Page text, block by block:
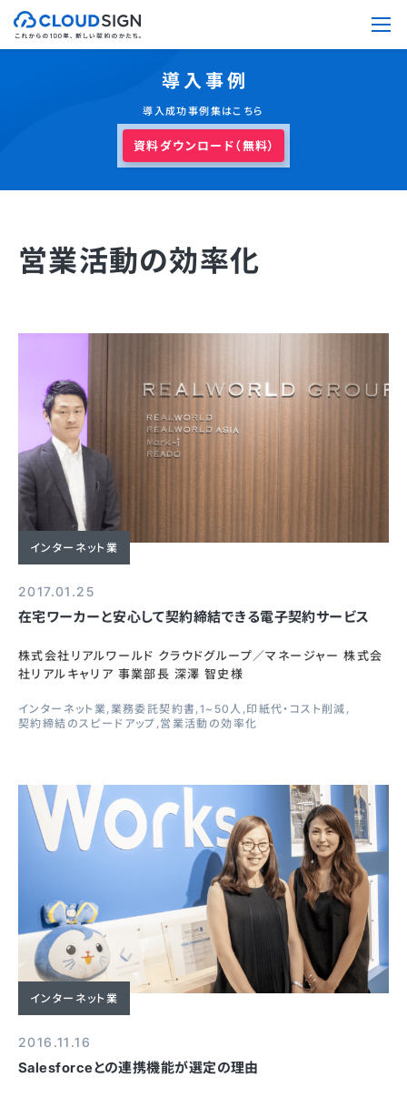
導入事例
導入成功事例集はこちら
資料ダウンロード（無料）
営業活動の効率化
インターネット業
2017.01.25
在宅ワーカーと安心して契約締結できる電子契約サービス
株式会社リアルワールド クラウドグループ／マネージャー 株式会
社リアルキャリア 事業部長 深澤 智史様
インターネット業 業務委託契約書 1~50人 印紙代・コスト削減
契約締結のスピードアップ 営業活動の効率化
インターネット業
2016.11.16
Salesforceとの連携機能が選定の理由